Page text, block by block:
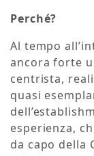
Perché?
Al tempo
ancora forte
centrista,
quasi
esperienza,
da capo della